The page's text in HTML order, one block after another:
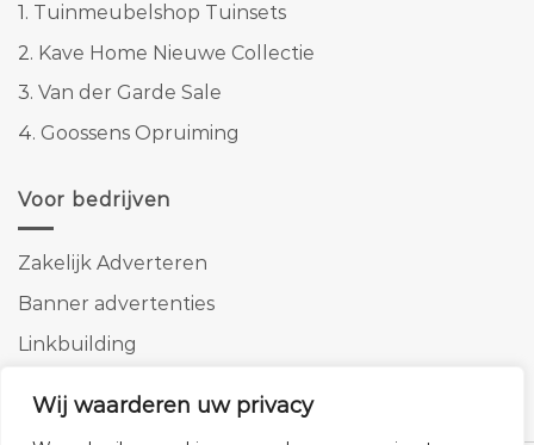
Wij waarderen uw privacy
1. Tuinmeubelshop Tuinsets
2. Kave Home Nieuwe Collectie
3. Van der Garde Sale
4. Goossens Opruiming
Voor bedrijven
Zakelijk Adverteren
Banner advertenties
Linkbuilding